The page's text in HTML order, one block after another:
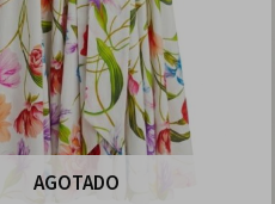
AGOTADO